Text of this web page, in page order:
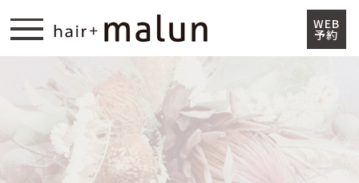
Information
Concept
Staff
WEB
予約